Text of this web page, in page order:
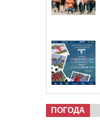
ПОГОДА